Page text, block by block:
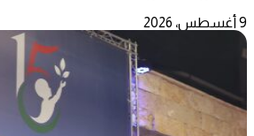
9 أغسطس، 2026